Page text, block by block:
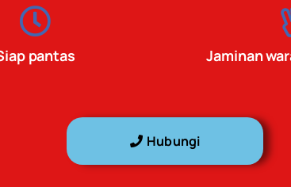
pantas Jaminan
Hubungi